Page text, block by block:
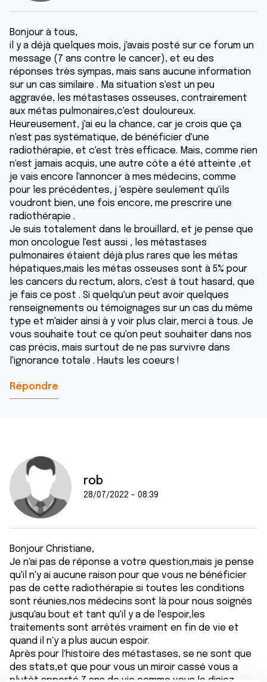
Bonjour à tous,
il y a déjà quelques mois, j'avais posté sur ce forum un
message (7 ans contre le cancer), et eu des
réponses très sympas, mais sans aucune information
sur un cas similaire . Ma situation s'est un peu
aggravée, les métastases osseuses, contrairement
aux métas pulmonaires,c'est douloureux.
Heureusement, j'ai eu la chance, car je crois que ça
n'est pas systématique, de bénéficier d'une
radiothérapie, et c'est très efficace. Mais, comme rien
n'est jamais acquis, une autre côte a été atteinte ,et
je vais encore l'annoncer à mes médecins, comme
pour les précédentes, j 'espère seulement qu'ils
voudront bien, une fois encore, me prescrire une
radiothérapie .
Je suis totalement dans le brouillard, et je pense que
mon oncologue l'est aussi , les métastases
pulmonaires étaient déjà plus rares que les métas
hépatiques,mais les métas osseuses sont à 5% pour
les cancers du rectum, alors, c'est à tout hasard, que
je fais ce post . Si quelqu'un peut avoir quelques
renseignements ou témoignages sur un cas du même
type et m'aider ainsi à y voir plus clair, merci à tous. Je
vous souhaite tout ce qu'on peut souhaiter dans nos
cas précis, mais surtout de ne pas survivre dans
l'ignorance totale . Hauts les coeurs !
Répondre
rob
28/07/2022 - 08:39
Bonjour Christiane,
Je n'ai pas de réponse a votre question,mais je pense
qu'il n'y ai aucune raison pour que vous ne bénéficier
pas de cette radiothérapie si toutes les conditions
sont réunies,nos médecins sont là pour nous soignés
jusqu'au bout et tant qu'il y a de l'espoir,les
traitements sont arrêtés vraiment en fin de vie et
quand il n'y a plus aucun espoir.
Après pour l'histoire des métastases, se ne sont que
des stats,et que pour vous un miroir cassé vous a